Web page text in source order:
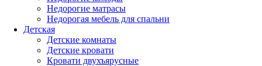
Недорогие матрасы
Недорогая мебель для спальни
Детская
Детские комнаты
Детские кровати
Кровати двухъярусные